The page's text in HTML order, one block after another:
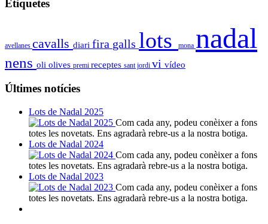
Etiquetes
avellanes cavalls diari fira galls lots mona nadal
nens oli olives premi receptes sant jordi vi vídeo
Últimes notícies
Lots de Nadal 2025
Com cada any, podeu conèixer a fons
totes les novetats. Ens agradarà rebre-us a la nostra botiga.
Lots de Nadal 2024
Com cada any, podeu conèixer a fons
totes les novetats. Ens agradarà rebre-us a la nostra botiga.
Lots de Nadal 2023
Com cada any, podeu conèixer a fons
totes les novetats. Ens agradarà rebre-us a la nostra botiga.